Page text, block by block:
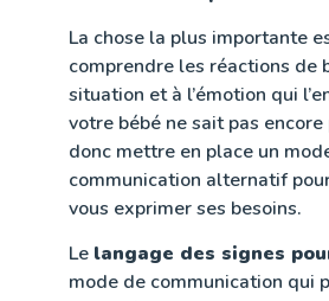
La chose la plus importante
comprendre les réactions de
situation et à l’émotion qui
votre bébé ne sait pas
donc mettre en place un
communication alternatif
vous exprimer ses besoins.
Le langage des signes
mode de communication qui